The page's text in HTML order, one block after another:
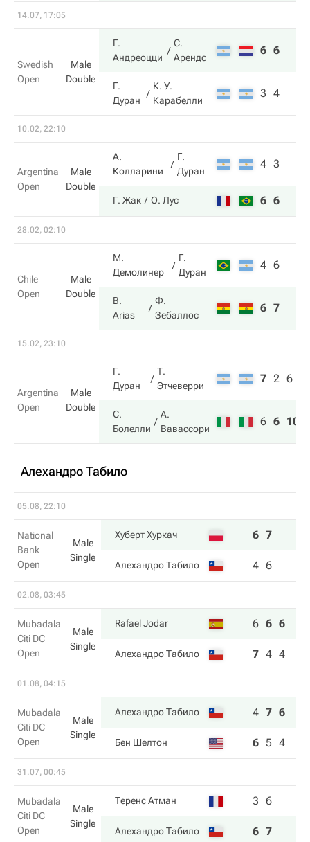
14.07, 17:05
Swedish
Open
Male
Double
Г.
Андреоцци
С.
Арендс
6 6
Г.
Дуран
К. У.
Карабелли
3 4
10.02, 22:10
Argentina
Open
Male
Double
А.
Колларини
Г.
Дуран
4 3
Г. Жак О. Лус 6 6
28.02, 02:10
Chile
Open
Male
Double
М.
Демолинер
Г.
Дуран
4 6
B.
Arias
Ф.
Зебаллос
6 7
15.02, 23:10
Argentina
Open
Male
Double
Г.
Дуран
Т.
Этчеверри
7 2 6
С.
Болелли
А.
Вавассори
6 6 10
Алехандро Табило
05.08, 22:10
National
Bank
Open
Male
Single
Хуберт Хуркач 6 7
Алехандро Табило 4 6
02.08, 03:45
Mubadala
Citi DC
Open
Male
Single
Rafael Jodar 6 6 6
Алехандро Табило 7 4 4
01.08, 04:15
Mubadala
Citi DC
Open
Male
Single
Алехандро Табило 4 7 6
Бен Шелтон 6 5 4
31.07, 00:45
Mubadala
Citi DC
Open
Male
Single
Теренс Атман 3 6
Алехандро Табило 6 7